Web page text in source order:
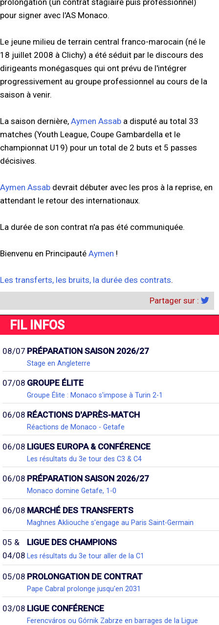
prolongation (un contrat stagiaire puis professionnel)
pour signer avec l'AS Monaco.
Le jeune milieu de terrain central franco-marocain (né le
18 juillet 2008 à Clichy) a été séduit par le discours des
dirigeants monégasques qui ont prévu de l'intégrer
progressivement au groupe professionnel au cours de la
saison à venir.
La saison dernière, Aymen Assab a disputé au total 33
matches (Youth League, Coupe Gambardella et le
championnat U19) pour un total de 2 buts et 5 passes
décisives.
Aymen Assab devrait débuter avec les pros à la reprise, en
attendant le retour des internationaux.
La durée de son contrat n'a pas été communiquée.
Bienvenu en Principauté Aymen !
Les transferts, les bruits, la durée des contrats.
Partager sur :
FIL INFOS
08/07 PRÉPARATION SAISON 2026/27
Stage en Angleterre
07/08 GROUPE ÉLITE
Groupe Élite : Monaco s'impose à Turin 2-1
06/08 RÉACTIONS D'APRÈS-MATCH
Réactions de Monaco - Getafe
06/08 LIGUES EUROPA & CONFÉRENCE
Les résultats du 3e tour des C3 & C4
06/08 PRÉPARATION SAISON 2026/27
Monaco domine Getafe, 1-0
06/08 MARCHÉ DES TRANSFERTS
Maghnes Akliouche s'engage au Paris Saint-Germain
05 &
04/08
LIGUE DES CHAMPIONS
Les résultats du 3e tour aller de la C1
05/08 PROLONGATION DE CONTRAT
Pape Cabral prolonge jusqu'en 2031
03/08 LIGUE CONFÉRENCE
Ferencváros ou Górnik Zabrze en barrages de la Ligue